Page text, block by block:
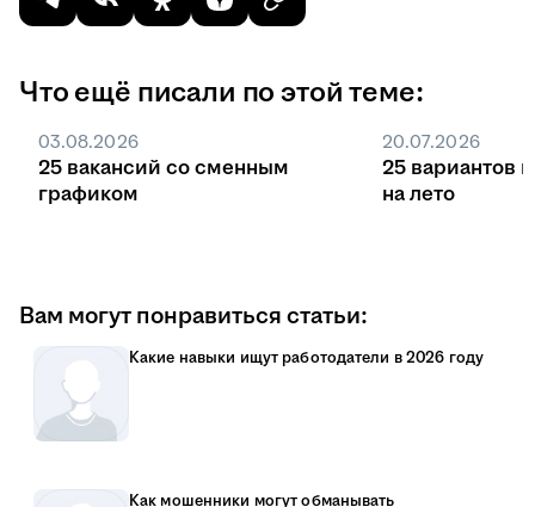
Что ещё писали по этой теме:
03.08.2026
25 вакансий со сменным
графиком
20.07.2026
25 вариантов
на лето
Вам могут понравиться статьи:
Какие навыки ищут работодатели в 2026 году
Как мошенники могут обманывать